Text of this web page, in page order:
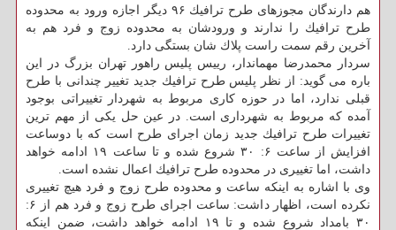
هم دارندگان مجوزهای طرح ترافیك ۹۶ دیگر اجازه ورود به محدوده
طرح ترافیك را ندارند و ورودشان به محدوده زوج و فرد هم به
آخرین رقم سمت راست پلاك شان بستگی دارد.
سردار محمدرضا مهماندار، رییس پلیس راهور تهران بزرگ در این
باره می گوید: از نظر پلیس طرح ترافیك جدید تغییر چندانی با طرح
قبلی ندارد، اما در حوزه كاری مربوط به شهردار تغییراتی بوجود
آمده كه مربوط به شهرداری است. در عین حل یكی از مهم ترین
تغییرات طرح ترافیك جدید زمان اجرای طرح است كه با دوساعت
افزایش از ساعت ۶: ۳۰ شروع شده و تا ساعت ۱۹ ادامه خواهد
داشت، اما تغییری در محدوده طرح ترافیك اعمال نشده است.
وی با اشاره به اینكه ساعت و محدوده طرح زوج و فرد هیچ تغییری
نكرده است، اظهار داشت: ساعت اجرای طرح زوج و فرد هم از ۶:
۳۰ بامداد شروع شده و تا ۱۹ ادامه خواهد داشت، ضمن اینكه